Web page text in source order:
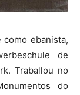
ebanista,
de
Traballou no
do